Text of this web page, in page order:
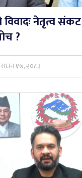
नेतृत्व
?
१७, २०८३